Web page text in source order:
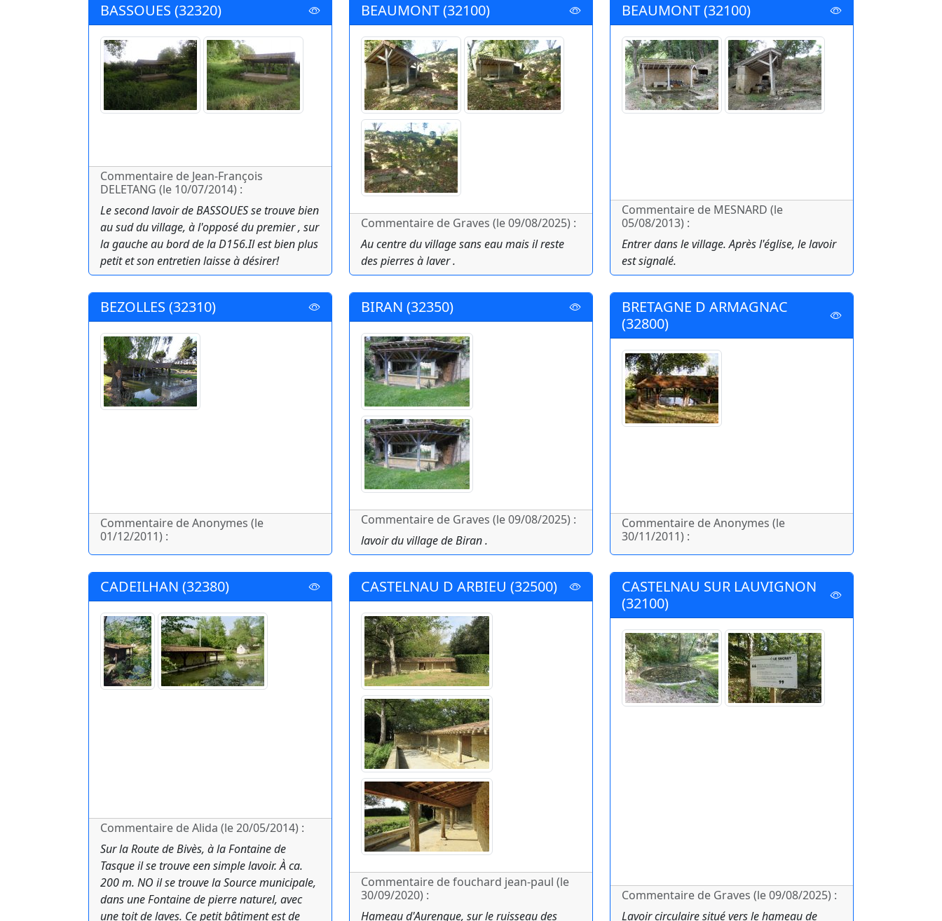
BASSOUES (32320)
Commentaire de Jean-François
DELETANG (le 10/07/2014) :
Le second lavoir de BASSOUES se trouve bien
au sud du village, à l'opposé du premier , sur
la gauche au bord de la D156.Il est bien plus
petit et son entretien laisse à désirer!
BEAUMONT (32100)
Commentaire de Graves (le 09/08/2025) :
Au centre du village sans eau mais il reste
des pierres à laver .
BEAUMONT (32100)
Commentaire de MESNARD (le
05/08/2013) :
Entrer dans le village. Après l'église, le lavoir
est signalé.
BEZOLLES (32310)
Commentaire de Anonymes (le
01/12/2011) :
BIRAN (32350)
Commentaire de Graves (le 09/08/2025) :
lavoir du village de Biran .
BRETAGNE D ARMAGNAC
(32800)
Commentaire de Anonymes (le
30/11/2011) :
CADEILHAN (32380)
Commentaire de Alida (le 20/05/2014) :
Sur la Route de Bivès, à la Fontaine de
Tasque il se trouve een simple lavoir. À ca.
200 m. NO il se trouve la Source municipale,
dans une Fontaine de pierre naturel, avec
une toit de laves. Ce petit bâtiment est de
CASTELNAU D ARBIEU (32500)
Commentaire de fouchard jean-paul (le
30/09/2020) :
Hameau d'Aurenque, sur le ruisseau des
CASTELNAU SUR LAUVIGNON
(32100)
Commentaire de Graves (le 09/08/2025) :
Lavoir circulaire situé vers le hameau de